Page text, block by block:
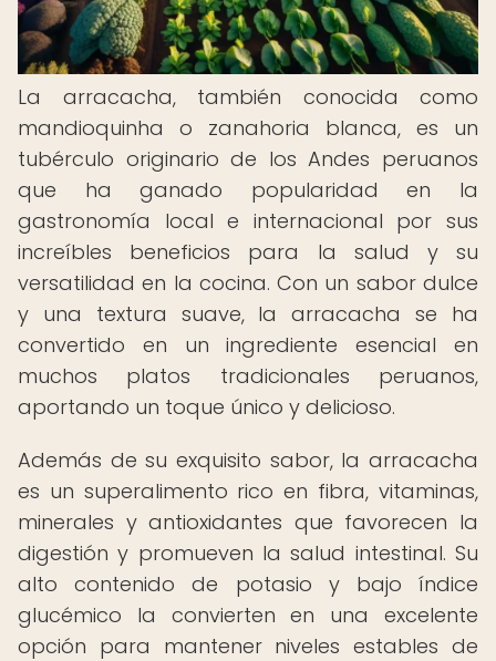
La arracacha, también conocida como
mandioquinha o zanahoria blanca, es un
tubérculo originario de los Andes peruanos
que ha ganado popularidad en la
gastronomía local e internacional por sus
increíbles beneficios para la salud y su
versatilidad en la cocina. Con un sabor dulce
y una textura suave, la arracacha se ha
convertido en un ingrediente esencial en
muchos platos tradicionales peruanos,
aportando un toque único y delicioso.
Además de su exquisito sabor, la arracacha
es un superalimento rico en fibra, vitaminas,
minerales y antioxidantes que favorecen la
digestión y promueven la salud intestinal. Su
alto contenido de potasio y bajo índice
glucémico la convierten en una excelente
opción para mantener niveles estables de